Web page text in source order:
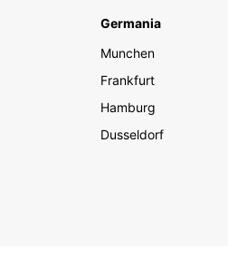
Germania
Munchen
Frankfurt
Hamburg
Dusseldorf